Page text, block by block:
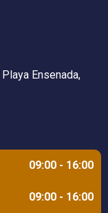
Ensenada,
09:00 - 16:00
09:00 - 16:00